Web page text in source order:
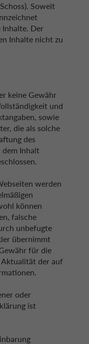
Soweit
Inhalte. Der
Inhalte nicht zu
keine Gewähr
und
sowie
die als solche
des
dem Inhalt
werden
können
falsche
unbefugte
übernimmt
für die
der auf
oder
ist